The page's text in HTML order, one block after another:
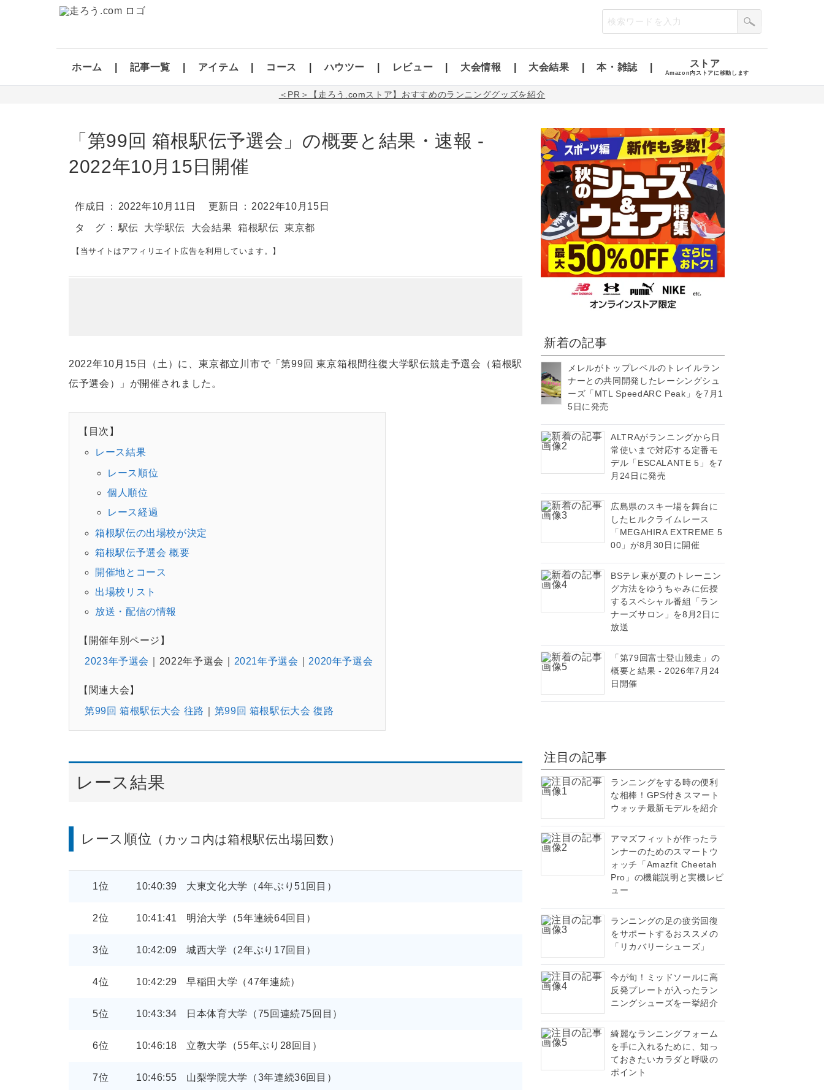
ホーム 記事一覧 アイテム コース ハウツー レビュー 大会情報 大会結果 本・雑誌 ストア
Amazon内ストアに移動します
＜PR＞【走ろう.comストア】おすすめのランニンググッズを紹介
「第99回 箱根駅伝予選会」の概要と結果・速報 -
2022年10月15日開催
作成日 2022年10月11日 更新日 2022年10月15日
タ グ 駅伝 大学駅伝 大会結果 箱根駅伝 東京都
【当サイトはアフィリエイト広告を利用しています。】
2022年10月15日（土）に、東京都立川市で「第99回 東京箱根間往復大学駅伝競走予選会（箱根駅
伝予選会）」が開催されました。
【目次】
レース結果
レース順位
個人順位
レース経過
箱根駅伝の出場校が決定
箱根駅伝予選会 概要
開催地とコース
出場校リスト
放送・配信の情報
【開催年別ページ】
2023年予選会
2022年予選会 2021年予選会 2020年予選会
【関連大会】
第99回 箱根駅伝大会 往路
第99回 箱根駅伝大会 復路
レース結果
レース順位 （カッコ内は箱根駅伝出場回数）
1位 10:40:39 大東文化大学（4年ぶり51回目）
2位 10:41:41 明治大学（5年連続64回目）
3位 10:42:09 城西大学（2年ぶり17回目）
4位 10:42:29 早稲田大学（47年連続）
5位 10:43:34 日本体育大学（75回連続75回目）
6位 10:46:18 立教大学（55年ぶり28回目）
7位 10:46:55 山梨学院大学（3年連続36回目）
新着の記事
メレルがトップレベルのトレイルラン
ナーとの共同開発したレーシングシュ
ーズ「MTL SpeedARC Peak」を7月1
5日に発売
ALTRAがランニングから日
常使いまで対応する定番モ
デル「ESCALANTE 5」を7
月24日に発売
広島県のスキー場を舞台に
したヒルクライムレース
「MEGAHIRA EXTREME 5
00」が8月30日に開催
BSテレ東が夏のトレーニン
グ方法をゆうちゃみに伝授
するスペシャル番組「ラン
ナーズサロン」を8月2日に
放送
「第79回富士登山競走」の
概要と結果 - 2026年7月24
日開催
注目の記事
ランニングをする時の便利
な相棒！GPS付きスマート
ウォッチ最新モデルを紹介
アマズフィットが作ったラ
ンナーのためのスマートウ
ォッチ「Amazfit Cheetah
Pro」の機能説明と実機レビ
ュー
ランニングの足の疲労回復
をサポートするおススメの
「リカバリーシューズ」
今が旬！ミッドソールに高
反発プレートが入ったラン
ニングシューズを一挙紹介
綺麗なランニングフォーム
を手に入れるために、知っ
ておきたいカラダと呼吸の
ポイント